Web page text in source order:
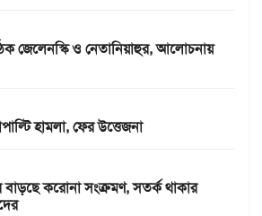
জেলেনস্কি ও নেতানিয়াহুর, আলোচনায়
হামলা, ফের উত্তেজনা
বাড়ছে করোনা সংক্রমণ, সতর্ক থাকার